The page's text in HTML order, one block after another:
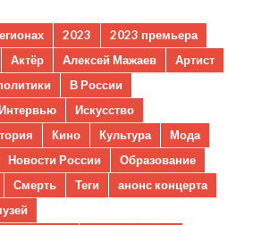
2023
2023 премьера
Актёр Алексей Мажаев
Артист
В России
Искусство
Кино Культура
Мода
Новости России
Образование
Смерть Теги
анонс концерта